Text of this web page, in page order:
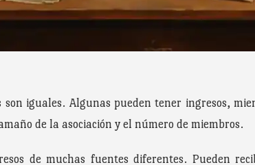
iguales. Algunas pueden tener ingresos,
de la asociación y el número de miembros.
de muchas fuentes diferentes. Pueden